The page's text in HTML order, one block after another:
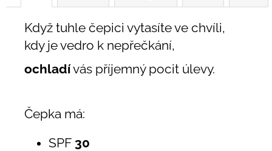
Když tuhle čepici vytasíte ve chvíli,
kdy je vedro k nepřečkání,
ochladívás příjemný pocit úlevy.
Čepka má:
SPF 30